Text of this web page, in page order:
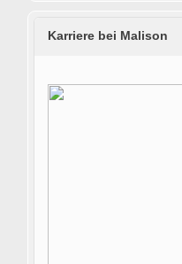
Karriere bei Malison